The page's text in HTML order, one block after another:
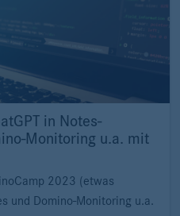
in Notes-
Monitoring u.a. mit
2023 (etwas
und Domino-Monitoring u.a.